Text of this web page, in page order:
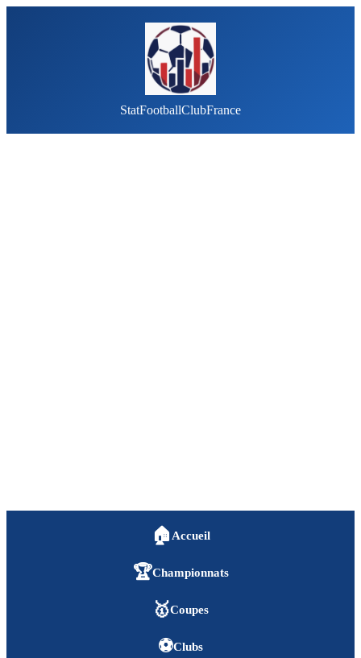
StatFootballClubFrance
🏠 Accueil
🏆Championnats
🥇Coupes
⚽Clubs